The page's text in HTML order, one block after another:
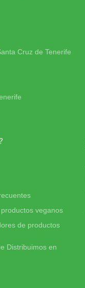
Cruz de Tenerife
veganos
de productos
Distribuimos en